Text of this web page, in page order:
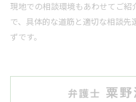
現地での相談環境もあわせてご紹
で、具体的な道筋と適切な相談先
ずです。